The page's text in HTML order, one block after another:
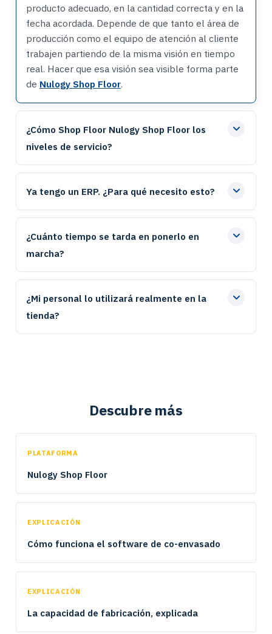
producto adecuado, en la cantidad correcta y en la
fecha acordada. Depende de que tanto el área de
producción como el equipo de atención al cliente
trabajen partiendo de la misma visión en tiempo
real. Hacer que esa visión sea visible forma parte
de Nulogy Shop Floor.
¿Cómo Shop Floor Nulogy Shop Floor los
niveles de servicio?
Ya tengo un ERP. ¿Para qué necesito esto?
¿Cuánto tiempo se tarda en ponerlo en
marcha?
¿Mi personal lo utilizará realmente en la
tienda?
Descubre más
PLATAFORMA
Nulogy Shop Floor
EXPLICACIÓN
Cómo funciona el software de co-envasado
EXPLICACIÓN
La capacidad de fabricación, explicada